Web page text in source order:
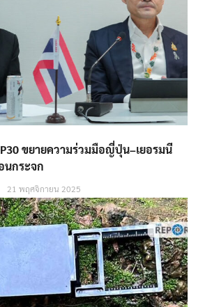
ขยายความร่วมมือญี่ปุ่น–เยอรมนี
นกระจก
21 พฤศจิกายน 2025